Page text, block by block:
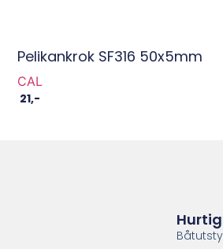
Pelikankrok SF316 50x5mm
CAL
21,-